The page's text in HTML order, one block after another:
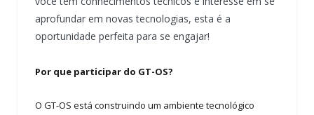
aprofundar em novas tecnologias, esta é a
oportunidade perfeita para se engajar!
Por que participar do GT-OS?
O GT-OS está construindo um ambiente tecnológico